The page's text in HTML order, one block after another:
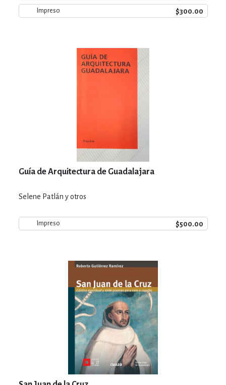
Impreso $300.00
Guía de Arquitectura de Guadalajara
Selene Patlán y otros
Impreso $500.00